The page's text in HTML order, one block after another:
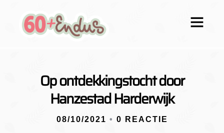
Op ontdekkingstocht door
Hanzestad Harderwijk
08/10/2021 • 0 REACTIE